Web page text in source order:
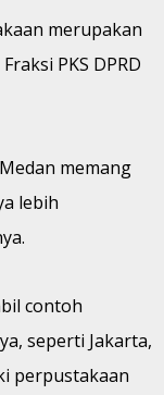
merupakan
PKS DPRD
memang
lebih
contoh
seperti Jakarta,
perpustakaan